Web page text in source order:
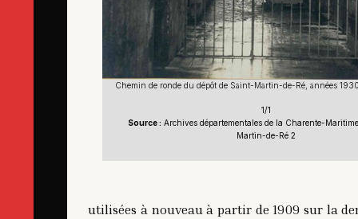
Chemin de ronde du dépôt de Saint-Martin-de-Ré, années
1/1
Source : Archives départementales de la Charente-
Martin-de-Ré 2
utilisées à nouveau à partir de 1909 sur la